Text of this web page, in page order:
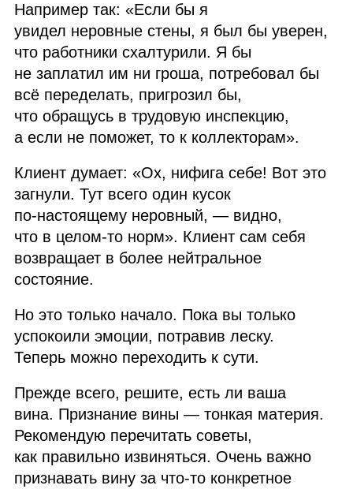
Например так: «Если бы я
увидел неровные стены, я был бы уверен,
что работники схалтурили. Я бы
не заплатил им ни гроша, потребовал бы
всё переделать, пригрозил бы,
что обращусь в трудовую инспекцию,
а если не поможет, то к коллекторам».
Клиент думает: «Ох, нифига себе! Вот это
загнули. Тут всего один кусок
по‑настоящему неровный, — видно,
что в целом‑то норм». Клиент сам себя
возвращает в более нейтральное
состояние.
Но это только начало. Пока вы только
успокоили эмоции, потравив леску.
Теперь можно переходить к сути.
Прежде всего, решите, есть ли ваша
вина. Признание вины — тонкая материя.
Рекомендую перечитать советы,
как правильно извиняться. Очень важно
признавать вину за что‑то конкретное